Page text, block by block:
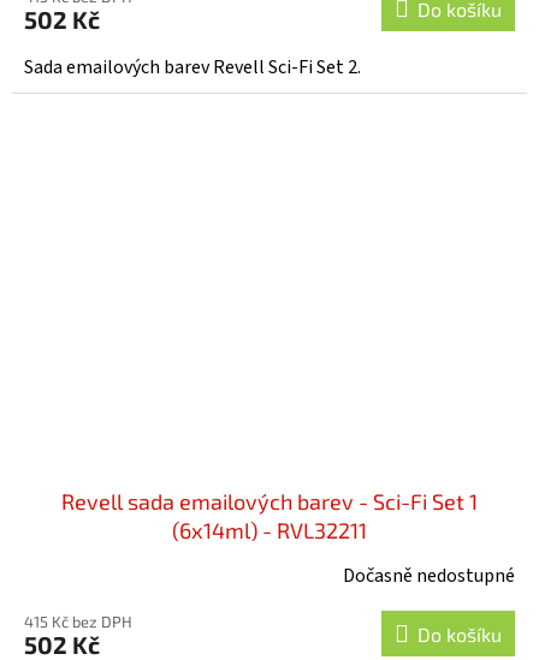
502 Kč Do košíku
Sada emailových barev Revell Sci-Fi Set 2.
Revell sada emailových barev - Sci-Fi Set 1
(6x14ml) - RVL32211
Dočasně nedostupné
415 Kč bez DPH
502 Kč Do košíku